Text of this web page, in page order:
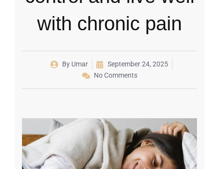
with chronic pain
By Umar
September 24, 2025
No Comments